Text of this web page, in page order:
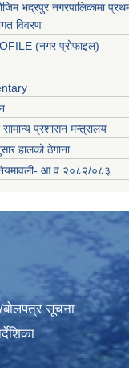
भद्रपुर नगरपालिकामा
विवरण
(नगर प्रोफाइल)
प्रशासन मन्त्रालय
हालको ठेगाना
आ.व २०८२/०८३
बोलपत्र सूचना